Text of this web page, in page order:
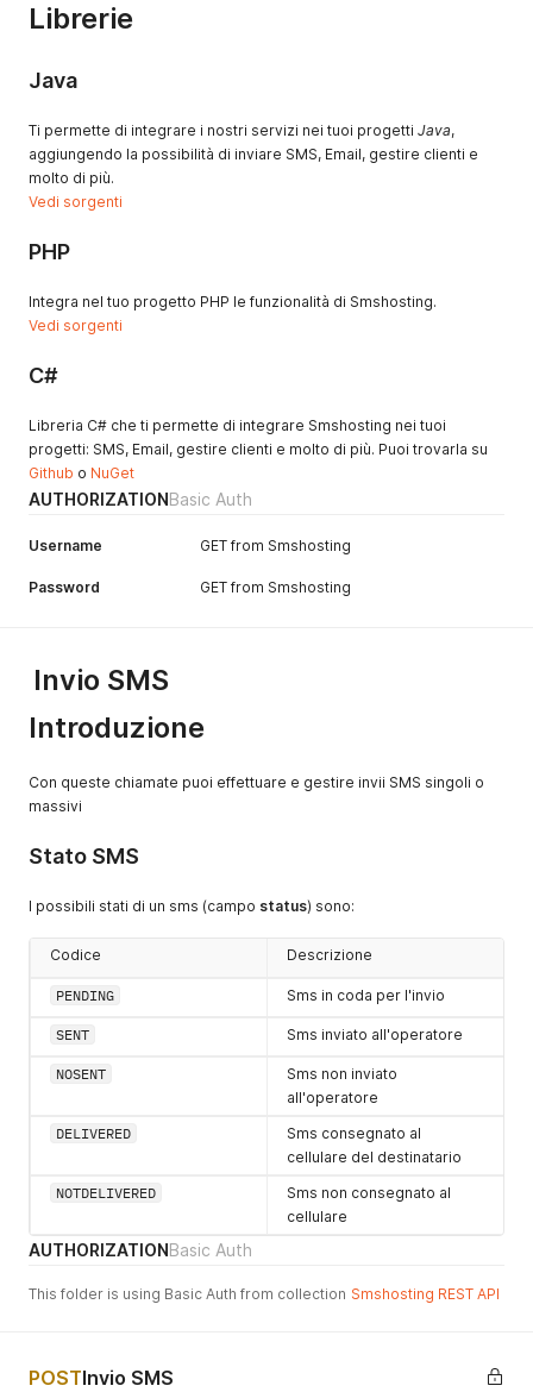
Librerie
Java
Ti permette di integrare i nostri servizi nei tuoi progetti Java,
aggiungendo la possibilità di inviare SMS, Email, gestire clienti e
molto di più.
Vedi sorgenti
PHP
Integra nel tuo progetto PHP le funzionalità di Smshosting.
Vedi sorgenti
C#
Libreria C# che ti permette di integrare Smshosting nei tuoi
progetti: SMS, Email, gestire clienti e molto di più. Puoi trovarla su
Github o NuGet
AUTHORIZATIONBasic Auth
Username GET from Smshosting
Password GET from Smshosting
Invio SMS
Introduzione
Con queste chiamate puoi effettuare e gestire invii SMS singoli o
massivi
Stato SMS
I possibili stati di un sms (campo status) sono:
Codice Descrizione
PENDING Sms in coda per l'invio
SENT Sms inviato all'operatore
NOSENT
Sms non inviato
all'operatore
DELIVERED
Sms consegnato al
cellulare del destinatario
NOTDELIVERED
Sms non consegnato al
cellulare
AUTHORIZATIONBasic Auth
This folder is using Basic Auth from collection Smshosting REST API
POSTInvio SMS